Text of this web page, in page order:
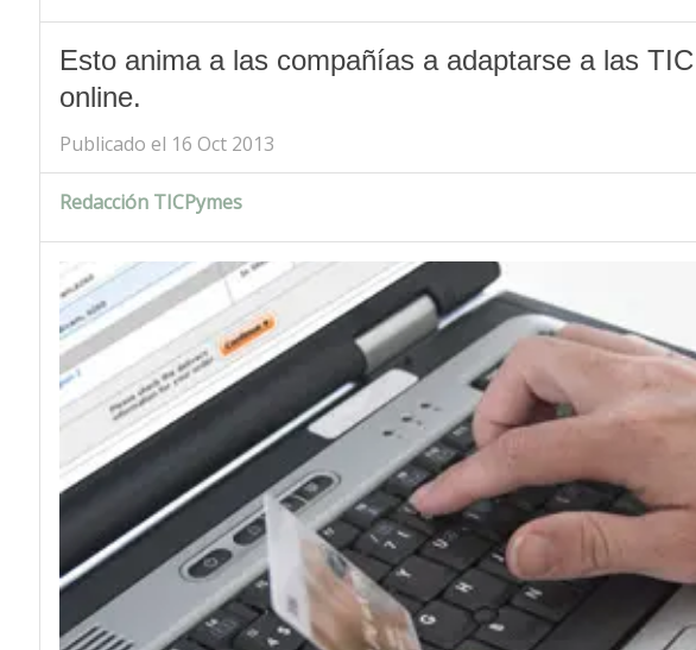
Esto anima a las compañías a adaptarse a las
online.
Publicado el 16 Oct 2013
Redacción TICPymes